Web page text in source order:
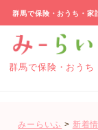
群馬で保険・おうち・家
群馬で保険・おうち
みーらいふ > 新着